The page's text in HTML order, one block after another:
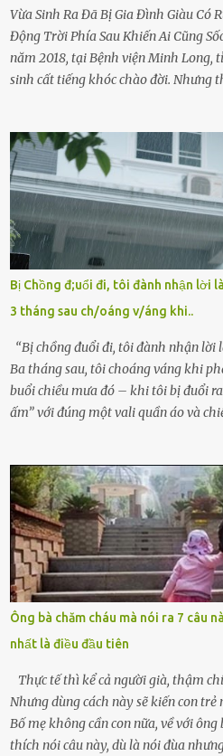
Vừa Sinh Ra Đã Bị Gia Đình Giàu Có
Động Trời Phía Sau Khiến Ai Cũng
năm 2018, tại Bệnh viện Minh Long,
sinh cất tiếng khóc chào đời. Nhưng
hảo, địa vị cao sang của ông Trần
Tùng, một doanh nhân quyền lực có
bà Đỗ Thị Nga, lập tức ra quyết định
viện cớ “không đủ khả năng nuôi
quyền giám hộ, yêu cầu bệnh viện
bỏ rơi. Trong khi ấy, con gái ruột
mê man sau sinh, hoàn toàn không
Thiếu úy Nguyễn Thị Mai, một nữ
tình cờ chứng kiến giây phút bé bị
hỏn, bàn tay bé xíu co quắp, ...
Bị Chồng đ;uổi đi, tôi đành nhận lời
3 tháng sau ch/oáng v/áng khi..
“Bị chồng đuổi đi, tôi đành nhận lời
Ba tháng sau, tôi choáng váng khi
buổi chiều mưa đó – khi tôi bị đuổi
ấm” với đúng một vali quần áo và
cưới cô để có con. Không phải để
khóc lóc,” anh ta gằn giọng, đẩy
Tiếng cánh cửa đóng lại, vang lên
đứng chết lặng giữa cơn mưa, không
mất sớm. Tôi chẳng có anh chị em.
ai thân thiết đến mức có thể mở lòng
bận rộn với gia đình riêng của họ.
xuân vào người chồng ấy – và giờ,
chiếc xe buýt cuối ngày, trốn chạy
Ông bà chăm cháu mà nói ra 7 câu
nhất là điều đầu tiên
Thực tế thì kể cả người già, thậm
Nhưng dùng cách này sẽ kiến con
Bố mẹ không cần con nữa, về với
thích nói câu này, dù là nói đùa